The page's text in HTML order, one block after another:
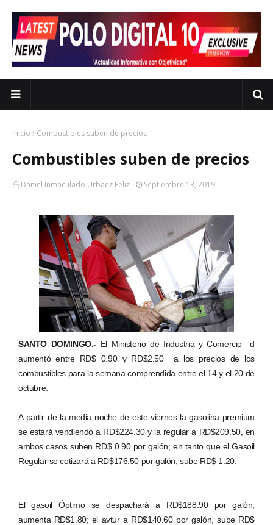
Inicio Combustibles suben de precios
Combustibles suben de precios
Daniel Inmaculado Urbaez Feliz Septiembre 13, 2019
SANTO DOMINGO.-El Ministerio de Industria y Comercio d
aumentó entre RD$ 0.90 y RD$2.50 a los precios de los
combustibles para la semana comprendida entre el 14 y el 20 de
octubre.
A partir de la media noche de este viernes la gasolina premium
se estará vendiendo a RD$224.30 y la regular a RD$209.50, en
ambos casos suben RD$ 0.90 por galón; en tanto que el Gasoil
Regular se cotizará a RD$176.50 por galón, sube RD$ 1.20.
El gasoil Óptimo se despachará a RD$188.90 por galón,
aumenta RD$1.80; el avtur a RD$140.60 por galón, sube RD$